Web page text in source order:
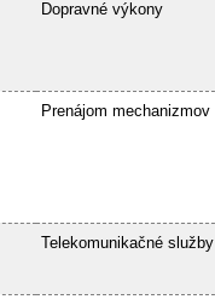
Dopravné výkony
Prenájom mechanizmov
Telekomunikačné služby